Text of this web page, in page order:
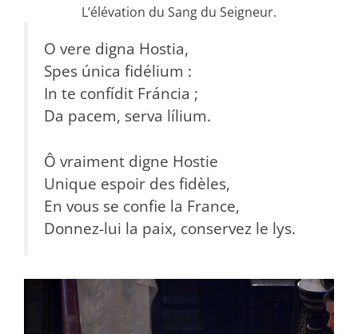
L’élévation du Sang du Seigneur.
O vere digna Hostia,
Spes única fidélium :
In te confídit Fráncia ;
Da pacem, serva lílium.
Ô vraiment digne Hostie
Unique espoir des fidèles,
En vous se confie la France,
Donnez-lui la paix, conservez le lys.